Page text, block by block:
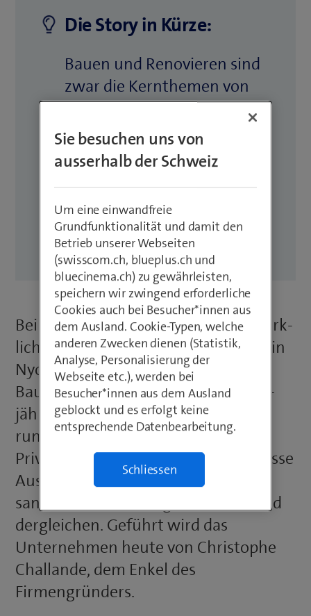
Die Story in Kürze:
Bauen und Renovieren sind
zwar die Kern­themen von
Challande & Fils. Doch für
die not­wendige Erneuerung
der IT hat sich der Bau­
fachmarkt auf externe
Entscheid, der sich gelohnt
hat.
Bei Challande & Filsgeht es handwerk­
lich zu und her. Wer den Fachmarkt in
Nyon besucht, beschäftigt sich mit
Bauen und Renovieren. Das über 70-
jährige Familienunternehmen mit
rund 80 Mitarbeitenden bietet
Privaten und Handwerkern eine grosse
Auswahl an Farben, Bodenbelägen,
sanitären Einrichtungen, Küchen und
dergleichen. Geführt wird das
Unternehmen heute von Christophe
Challande, dem Enkel des
Firmengründers.
Sie besuchen uns von
ausserhalb der Schweiz
Um eine einwandfreie
Grundfunktionalität und damit den
Betrieb unserer Webseiten
(swisscom.ch, blueplus.ch und
bluecinema.ch) zu gewährleisten,
speichern wir zwingend erforderliche
Cookies auch bei Besucher*innen aus
dem Ausland. Cookie-Typen, welche
anderen Zwecken dienen (Statistik,
Analyse, Personalisierung der
Webseite etc.), werden bei
Besucher*innen aus dem Ausland
geblockt und es erfolgt keine
entsprechende Datenbearbeitung.
Schliessen